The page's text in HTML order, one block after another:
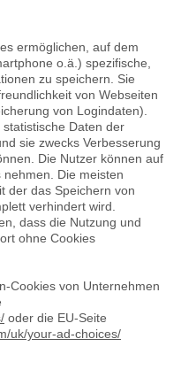
ermöglichen, auf dem
o.ä.) spezifische,
zu speichern. Sie
von Webseiten
von Logindaten).
Daten der
sie zwecks Verbesserung
Die Nutzer können auf
Die meisten
der das Speichern von
verhindert wird.
dass die Nutzung und
ohne Cookies
Cookies von Unternehmen
oder die EU-Seite
uk/your-ad-choices/